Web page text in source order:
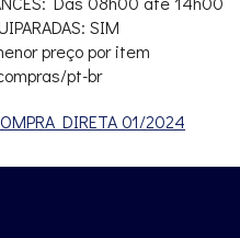
SIM
preço por item
pt-br
DIRETA 01/2024